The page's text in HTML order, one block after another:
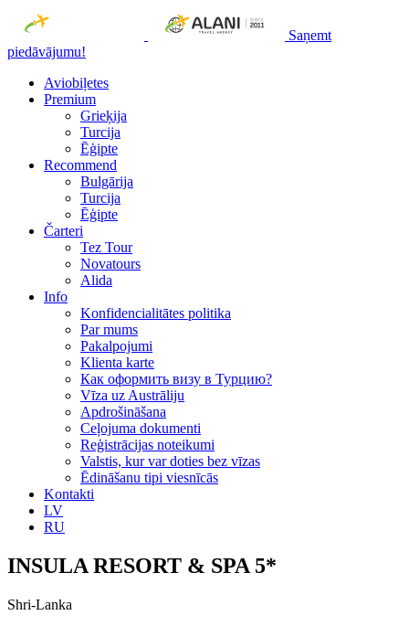
Saņemt
piedāvājumu!
Aviobiļetes
Premium
Grieķija
Turcija
Ēģipte
Recommend
Bulgārija
Turcija
Ēģipte
Čarteri
Tez Tour
Novatours
Alida
Info
Konfidencialitātes politika
Par mums
Рakalpojumi
Klienta karte
Как оформить визу в Турцию?
Vīza uz Austrāliju
Apdrošināšana
Ceļojuma dokumenti
Reģistrācijas noteikumi
Valstis, kur var doties bez vīzas
Ēdināšanu tipi viesnīcās
Kontakti
LV
RU
INSULA RESORT & SPA 5*
Shri-Lanka